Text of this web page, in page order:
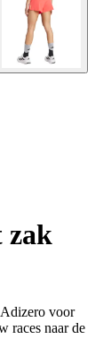
zak
Adizero voor
races naar de